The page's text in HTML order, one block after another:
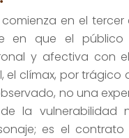
en el tercer
en que el público
y afectiva con
el clímax, por trágico
no una
la vulnerabilidad
es el contrato